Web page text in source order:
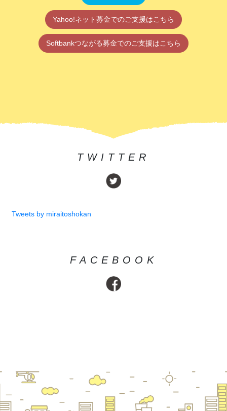
Yahoo!ネット募金でのご支援はこちら
Softbankつながる募金でのご支援はこちら
TWITTER
Tweets by miraitoshokan
FACEBOOK